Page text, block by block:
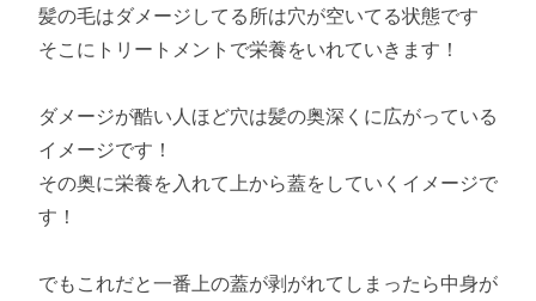
髪の毛はダメージしてる所は穴が空いてる状態です
そこにトリートメントで栄養をいれていきます！
ダメージが酷い人ほど穴は髪の奥深くに広がっている
イメージです！
その奥に栄養を入れて上から蓋をしていくイメージで
す！
でもこれだと一番上の蓋が剥がれてしまったら中身が